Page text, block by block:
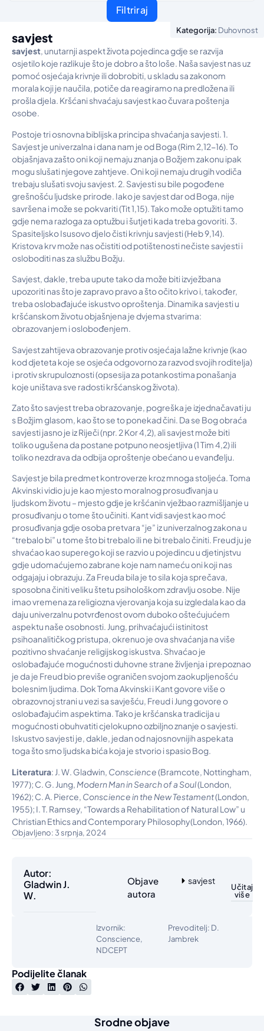
Filtriraj
Kategorija: Duhovnost
savjest
savjest, unutarnji aspekt života pojedinca gdje se razvija
osjetilo koje razlikuje što je dobro a što loše. Naša savjest nas uz
pomoć osjećaja krivnje ili dobrobiti, u skladu sa zakonom
morala koji je naučila, potiče da reagiramo na predložena ili
prošla djela. Kršćani shvaćaju savjest kao čuvara poštenja
osobe.
Postoje tri osnovna biblijska principa shvaćanja savjesti. 1.
Savjest je univerzalna i dana nam je od Boga (Rim 2,12-16). To
objašnjava zašto oni koji nemaju znanja o Božjem zakonu ipak
mogu slušati njegove zahtjeve. Oni koji nemaju drugih vodiča
trebaju slušati svoju savjest. 2. Savjesti su bile pogođene
grešnošću ljudske prirode. Iako je savjest dar od Boga, nije
savršena i može se pokvariti (Tit 1,15). Tako može optužiti tamo
gdje nema razloga za optužbu i šutjeti kada treba govoriti. 3.
Spasiteljsko Isusovo djelo čisti krivnju savjesti (Heb 9,14).
Kristova krv može nas očistiti od potištenosti nečiste savjesti i
osloboditi nas za službu Božju.
Savjest, dakle, treba upute tako da može biti izvježbana
upozoriti nas što je zapravo pravo a što očito krivo i, također,
treba oslobađajuće iskustvo oproštenja. Dinamika savjesti u
kršćanskom životu objašnjena je dvjema stvarima:
obrazovanjem i oslobođenjem.
Savjest zahtijeva obrazovanje protiv osjećaja lažne krivnje (kao
kod djeteta koje se osjeća odgovorno za razvod svojih roditelja)
i protiv skrupuloznosti (opsesija za potankostima ponašanja
koje uništava sve radosti kršćanskog života).
Zato što savjest treba obrazovanje, pogreška je izjednačavati ju
s Božjim glasom, kao što se to ponekad čini. Da se Bog obraća
savjesti jasno je iz Riječi (npr. 2 Kor 4,2), ali savjest može biti
toliko ugušena da postane potpuno neosjetljiva (1 Tim 4,2) ili
toliko nezdrava da odbija oproštenje obećano u evanđelju.
Savjest je bila predmet kontroverze kroz mnoga stoljeća. Toma
Akvinski vidio ju je kao mjesto moralnog prosuđivanja u
ljudskom životu – mjesto gdje je kršćanin vježbao razmišljanje u
prosuđivanju o tome što učiniti. Kant vidi savjest kao moć
prosuđivanja gdje osoba pretvara “je” iz univerzalnog zakona u
“trebalo bi” u tome što bi trebalo ili ne bi trebalo činiti. Freud ju je
shvaćao kao superego koji se razvio u pojedincu u djetinjstvu
gdje udomaćujemo zabrane koje nam nameću oni koji nas
odgajaju i obrazuju. Za Freuda bila je to sila koja sprečava,
sposobna činiti veliku štetu psihološkom zdravlju osobe. Nije
imao vremena za religiozna vjerovanja koja su izgledala kao da
daju univerzalnu potvrđenost ovom duboko oštećujućem
aspektu naše osobnosti. Jung, prihvaćajući istinitost
psihoanalitičkog pristupa, okrenuo je ova shvaćanja na više
pozitivno shvaćanje religijskog iskustva. Shvaćao je
oslobađajuće mogućnosti duhovne strane življenja i prepoznao
je da je Freud bio previše ograničen svojom zaokupljenošću
bolesnim ljudima. Dok Toma Akvinski i Kant govore više o
obrazovnoj strani u vezi sa savješću, Freud i Jung govore o
oslobađajućim aspektima. Tako je kršćanska tradicija u
mogućnosti obuhvatiti cjelokupno ozbiljno znanje o savjesti.
Iskustvo savjesti je, dakle, jedan od najosnovnijih aspekata
toga što smo ljudska bića koja je stvorio i spasio Bog.
Literatura: J. W. Gladwin, Conscience(Bramcote, Nottingham,
1977); C. G. Jung, Modern Man in Search of a Soul(London,
1962); C. A. Pierce, Conscience in the New Testament(London,
1955); I. T. Ramsey, “Towards a Rehabilitation of Natural Low” u
Christian Ethics and Contemporary Philosophy(London, 1966).
Objavljeno: 3 srpnja, 2024
Autor:
Gladwin J.
W.
Objave
autora
savjest
Učitaj
više
Izvornik:
Conscience,
NDCEPT
Prevoditelj: D.
Jambrek
Podijelite članak
Srodne objave